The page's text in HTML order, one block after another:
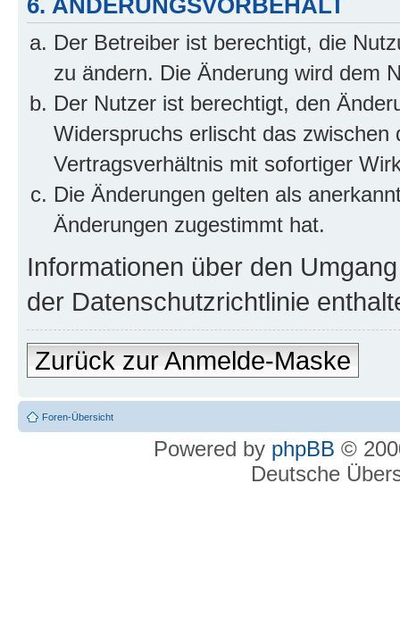
6. ÄNDERUNGSVORBEHALT
Der Betreiber ist berechtigt, die
zu ändern. Die Änderung wird dem
Der Nutzer ist berechtigt, den
Widerspruchs erlischt das
Vertragsverhältnis mit sofortiger
Die Änderungen gelten als
Änderungen zugestimmt hat.
Informationen über den
der Datenschutzrichtlinie
Zurück zur Anmelde-Maske
Foren-Übersicht
Powered by phpBB ©
Deutsche